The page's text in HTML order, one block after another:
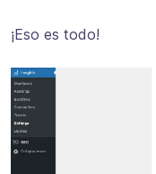
¡Eso es todo!